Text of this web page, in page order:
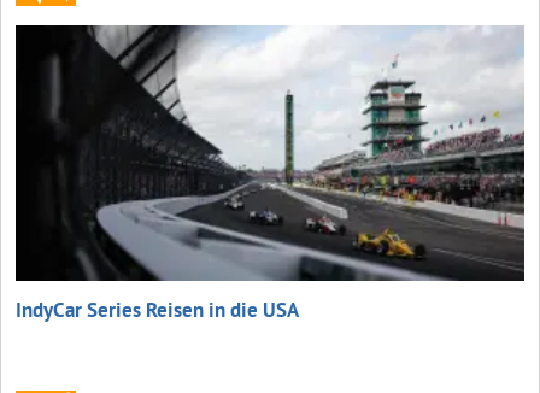
IndyCar Series Reisen in die USA